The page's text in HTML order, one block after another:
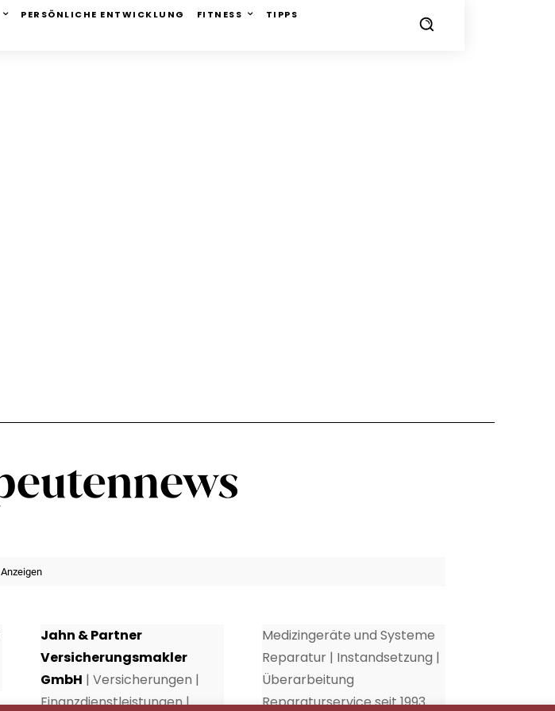
PERSÖNLICHE ENTWICKLUNG FITNESS
TIPPS
Anzeigen
Jahn & Partner
Versicherungsmakler
GmbH | Versicherungen |
Finanzdienstleistungen |
Medizingeräte und Systeme
Reparatur | Instandsetzung |
Überarbeitung
Reparaturservice seit 1993